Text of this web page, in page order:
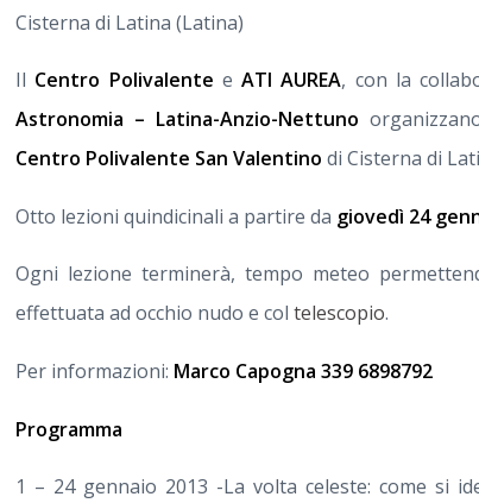
Cisterna di Latina (Latina)
Il Centro Polivalente e ATI AUREA, con la
Astronomia – Latina-Anzio-Nettuno
Centro Polivalente San Valentino di Cisterna di
Otto lezioni quindicinali a partire da giovedì 24
Ogni lezione terminerà, tempo meteo
effettuata ad occhio nudo e col telescopio.
Per informazioni: Marco Capogna 339 6898792
Programma
1 – 24 gennaio 2013 -La volta celeste: come si